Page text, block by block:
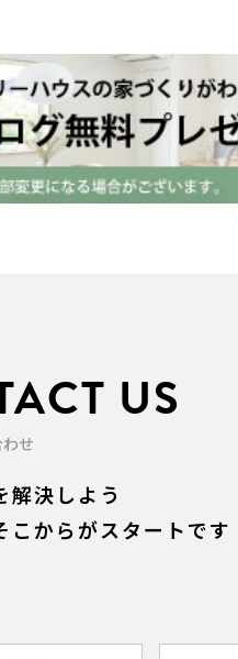
US
せ
解決しよう
こからがスタートです